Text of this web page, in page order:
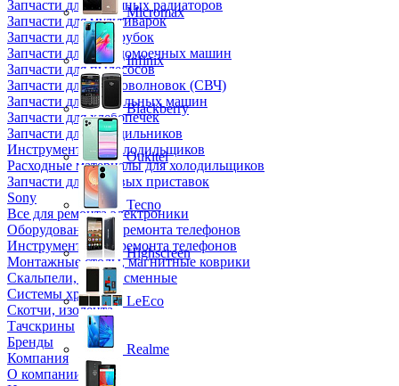
Запчасти для масляных радиаторов
Запчасти для мультиварок
Запчасти для мясорубок
Запчасти для посудомоечных машин
Запчасти для пылесосов
Запчасти для микроволновок (СВЧ)
Запчасти для стиральных машин
Запчасти для хлебопечек
Запчасти для холодильников
Инструмент для холодильщиков
Расходные материалы для холодильщиков
Запчасти для игровых приставок
Sony
Все для ремонта электроники
Оборудование для ремонта телефонов
Инструменты для ремонта телефонов
Монтажные столы, магнитные коврики
Скальпели, лезвия сменные
Системы хранения
Скотчи, изолента
Тачскрины
Бренды
Компания
О компании
Micromax
Infinix
Blackberry
Oukitel
Tecno
Highscreen
LeEco
Realme